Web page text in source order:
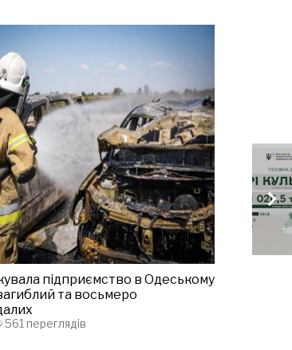
підприємство в Одеському
та восьмеро
561 переглядів